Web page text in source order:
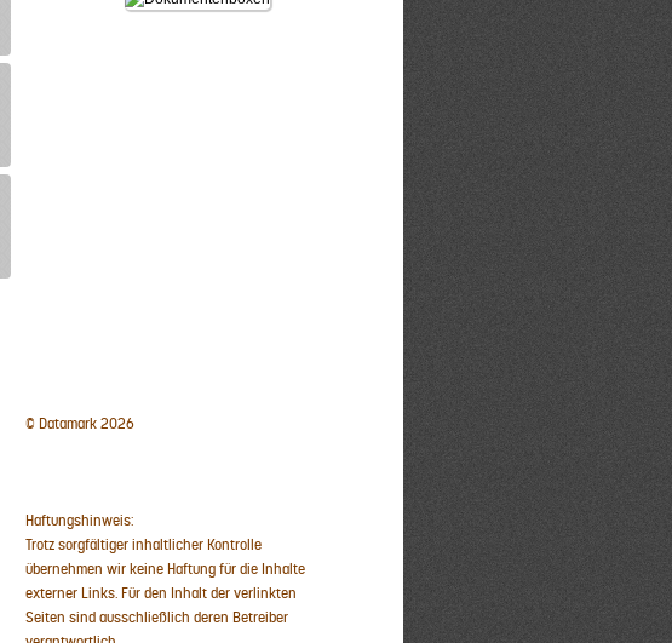
© Datamark 2026
Haftungshinweis:
Trotz sorgfältiger inhaltlicher Kontrolle
übernehmen wir keine Haftung für die Inhalte
externer Links. Für den Inhalt der verlinkten
Seiten sind ausschließlich deren Betreiber